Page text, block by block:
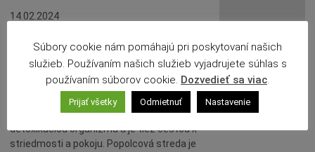
14.02.2024
Po zime naši predkovia už stáročia
zachovávali pôst. Má význam nielen z
náboženského hľadiska, je tiež zdravý pre
telo aj dušu. Podľa viacerých zdrojov
pomáha predchádzať ochoreniam, má
blahodarné účinky na trávenie, je
detoxikáciou organizmu a je tiež cestou k
striedmosti a pokoju. Popolcová streda je
Súbory cookie nám pomáhajú pri poskytovaní našich
služieb. Používaním našich služieb vyjadrujete súhlas s
používaním súborov cookie. Dozvedieť sa viac
Prijať všetky Odmietnuť Nastavenie